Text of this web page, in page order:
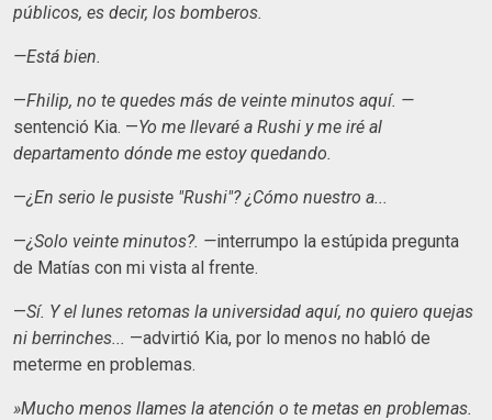
públicos, es decir, los bomberos.
—Está bien.
—Fhilip, no te quedes más de veinte minutos aquí. —
sentenció Kia. —Yo me llevaré a Rushi y me iré al
departamento dónde me estoy quedando.
—¿En serio le pusiste "Rushi"? ¿Cómo nuestro a...
—¿Solo veinte minutos?. —interrumpo la estúpida pregunta
de Matías con mi vista al frente.
—Sí. Y el lunes retomas la universidad aquí, no quiero quejas
ni berrinches... —advirtió Kia, por lo menos no habló de
meterme en problemas.
»Mucho menos llames la atención o te metas en problemas.